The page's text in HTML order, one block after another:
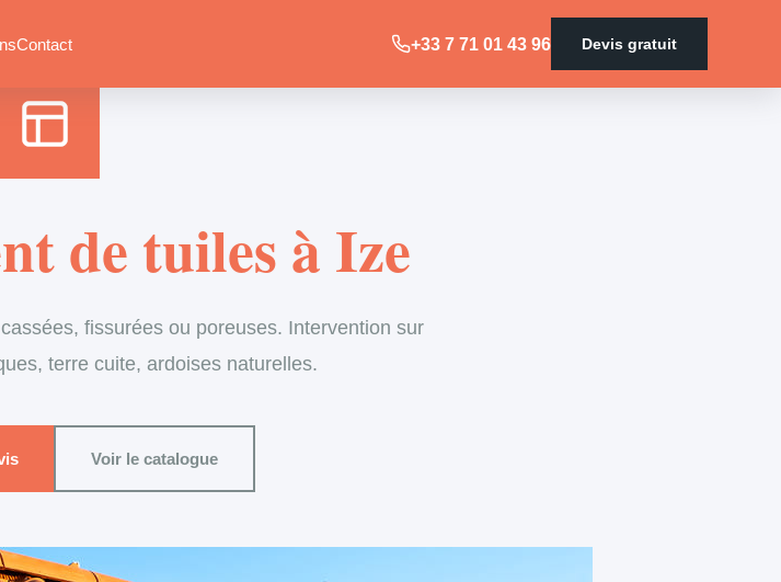
Contact +33 7 71 01 43 96 Devis gratuit
de tuiles à Ize
fissurées ou poreuses. Intervention sur
terre cuite, ardoises naturelles.
Voir le catalogue